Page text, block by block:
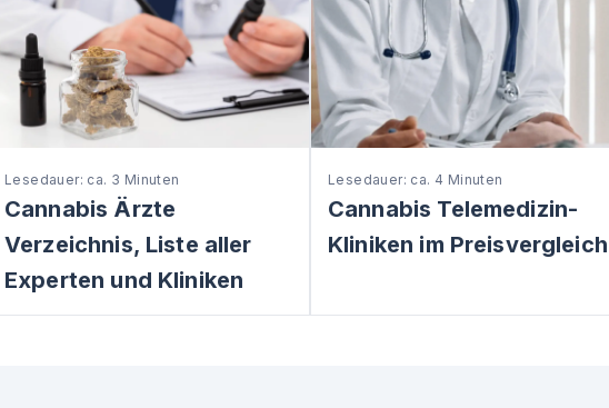
Lesedauer: ca. 3 Minuten
Cannabis Ärzte
Verzeichnis, Liste aller
Experten und Kliniken
Lesedauer: ca. 4 Minuten
Cannabis Telemedizin-
Kliniken im Preisvergleich